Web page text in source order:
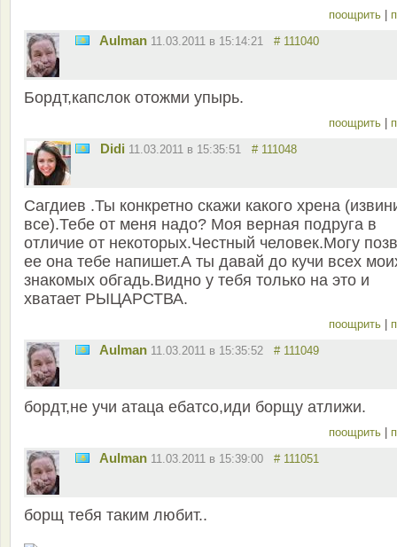
поощрить
Aulman 11.03.2011 в 15:14:21 # 111040
Бордт,капслок отожми упырь.
поощрить
Didi 11.03.2011 в 15:35:51 # 111048
Сагдиев .Ты конкретно скажи какого хрена
все).Тебе от меня надо? Моя верная подруга в
отличие от некоторых.Честный человек.Могу
ее она тебе напишет.А ты давай до кучи всех
знакомых обгадь.Видно у тебя только на это и
хватает РЫЦАРСТВА.
поощрить
Aulman 11.03.2011 в 15:35:52 # 111049
бордт,не учи атаца ебатсо,иди борщу атлижи.
поощрить
Aulman 11.03.2011 в 15:39:00 # 111051
борщ тебя таким любит..